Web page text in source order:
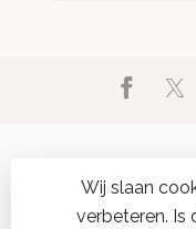
© Copyright 2026
Wij slaan
verbeteren. Is